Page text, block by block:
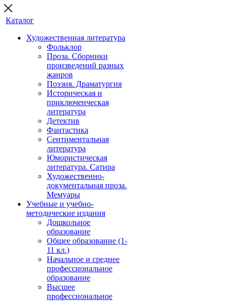
Каталог
Художественная литература
Фольклор
Проза. Сборники
произведений разных
жанров
Поэзия. Драматургия
Историческая и
приключенческая
литература
Детектив
Фантастика
Сентиментальная
литература
Юмористическая
литература. Сатира
Художественно-
документальная проза.
Мемуары
Учебные и учебно-
методические издания
Дошкольное
образование
Общее образование (1-
11 кл.)
Начальное и среднее
профессиональное
образование
Высшее
профессиональное